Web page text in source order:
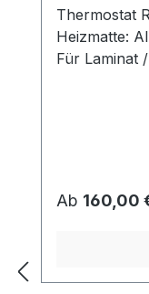
Thermostat
Heizmatte:
Für Laminat
Regulärer
Ab 160,00